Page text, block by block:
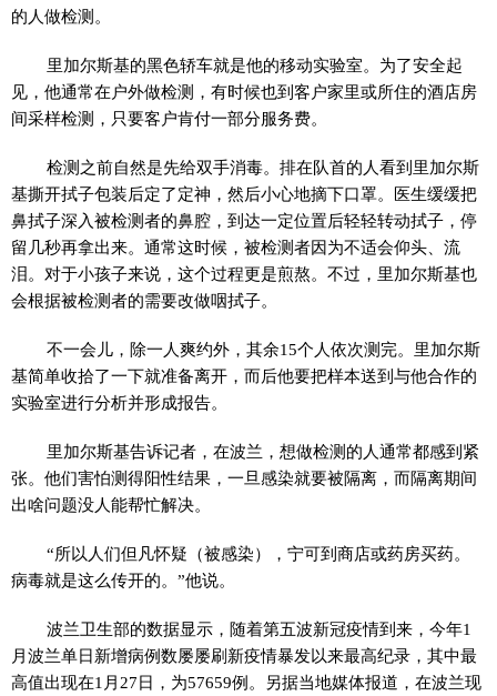
的人做检测。
里加尔斯基的黑色轿车就是他的移动实验室。为了安全起
见，他通常在户外做检测，有时候也到客户家里或所住的酒店房
间采样检测，只要客户肯付一部分服务费。
检测之前自然是先给双手消毒。排在队首的人看到里加尔斯
基撕开拭子包装后定了定神，然后小心地摘下口罩。医生缓缓把
鼻拭子深入被检测者的鼻腔，到达一定位置后轻轻转动拭子，停
留几秒再拿出来。通常这时候，被检测者因为不适会仰头、流
泪。对于小孩子来说，这个过程更是煎熬。不过，里加尔斯基也
会根据被检测者的需要改做咽拭子。
不一会儿，除一人爽约外，其余15个人依次测完。里加尔斯
基简单收拾了一下就准备离开，而后他要把样本送到与他合作的
实验室进行分析并形成报告。
里加尔斯基告诉记者，在波兰，想做检测的人通常都感到紧
张。他们害怕测得阳性结果，一旦感染就要被隔离，而隔离期间
出啥问题没人能帮忙解决。
“所以人们但凡怀疑（被感染），宁可到商店或药房买药。
病毒就是这么传开的。”他说。
波兰卫生部的数据显示，随着第五波新冠疫情到来，今年1
月波兰单日新增病例数屡屡刷新疫情暴发以来最高纪录，其中最
高值出现在1月27日，为57659例。另据当地媒体报道，在波兰现